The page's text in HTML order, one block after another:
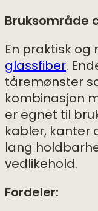
Bruksområde
En praktisk
glassfiber.
tåremønster
kombinasjon
er egnet til
kabler, kanter
lang
vedlikehold.
Fordeler: